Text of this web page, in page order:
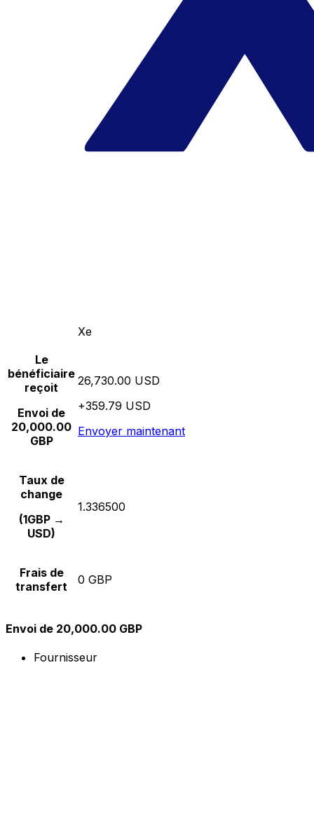
Xe
Le
bénéficiaire
reçoit
Envoi de
20,000.00
GBP
26,730.00 USD
+359.79 USD
Envoyer maintenant
Taux de
change
(1GBP →
USD)
1.336500
Frais de
transfert
0 GBP
Envoi de 20,000.00 GBP
Fournisseur